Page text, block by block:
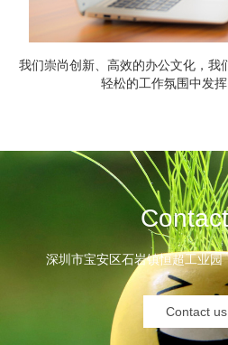
我们崇尚创新、高效的办公文化，我
轻松的工作氛围中发挥
深圳市宝安区石岩镇恒超工业
Contact